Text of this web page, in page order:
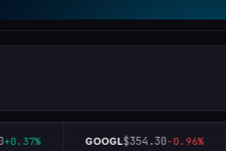
GOOGL$354.30-0.96%